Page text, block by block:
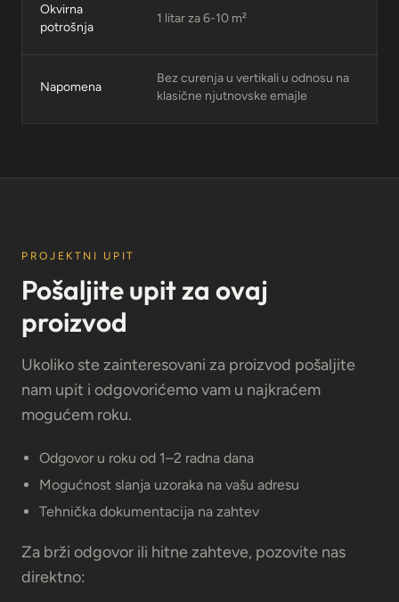
Okvirna
potrošnja
1 litar za 6-10 m²
Napomena
Bez curenja u vertikali u odnosu na
klasične njutnovske emajle
PROJEKTNI UPIT
Pošaljite upit za ovaj
proizvod
Ukoliko ste zainteresovani za proizvod pošaljite
nam upit i odgovorićemo vam u najkraćem
mogućem roku.
Odgovor u roku od 1–2 radna dana
Mogućnost slanja uzoraka na vašu adresu
Tehnička dokumentacija na zahtev
Za brži odgovor ili hitne zahteve, pozovite nas
direktno: